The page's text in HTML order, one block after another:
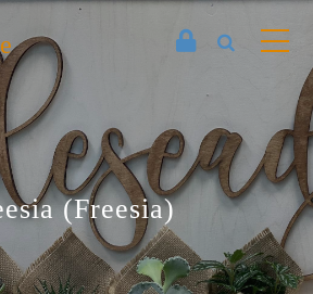
(Freesia)